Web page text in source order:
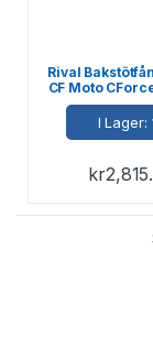
Rival
CF Moto
I Lager:
kr